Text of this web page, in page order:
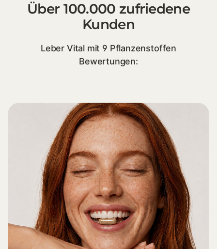
Über 100.000 zufriedene
Kunden
Leber Vital mit 9 Pflanzenstoffen
Bewertungen: